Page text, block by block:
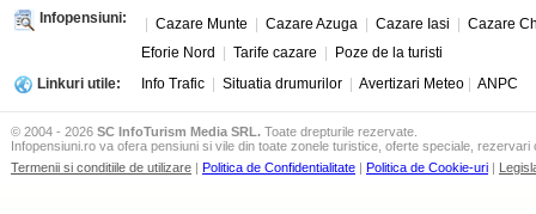
Infopensiuni: Cazare Munte Cazare Azuga Cazare Iasi
Cazare
Eforie Nord
Tarife cazare
Poze de la turisti
Linkuri utile:
Info Trafic Situatia drumurilor Avertizari Meteo ANPC
© 2004 - 2026 SC InfoTurism Media SRL. Toate drepturile rezervate.
Infopensiuni.ro va ofera pensiuni si vile din toate zonele turistice, oferte speciale, rezervari
Termenii si conditiile de utilizare | Politica de Confidentialitate | Politica de Cookie-uri |